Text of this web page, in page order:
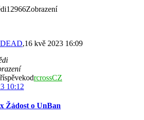
,16 kvě 2023 16:09
rcrossCZ
10:12
Žádost o UnBan